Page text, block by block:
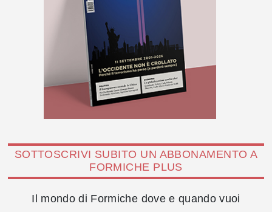
SOTTOSCRIVI SUBITO UN ABBONAMENTO A
FORMICHE PLUS
Il mondo di Formiche dove e quando vuoi